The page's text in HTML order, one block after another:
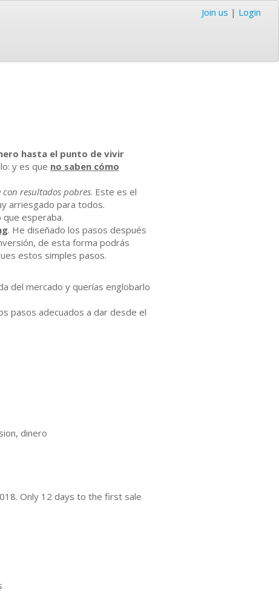
Join us | Login
hasta el punto de vivir
y es que no saben cómo
con resultados pobres. Este es el
arriesgado para todos.
esperaba.
. He diseñado los pasos después
de esta forma podrás
estos simples pasos.
del mercado y querías englobarlo
pasos adecuados a dar desde el
dinero
Only 12 days to the first sale